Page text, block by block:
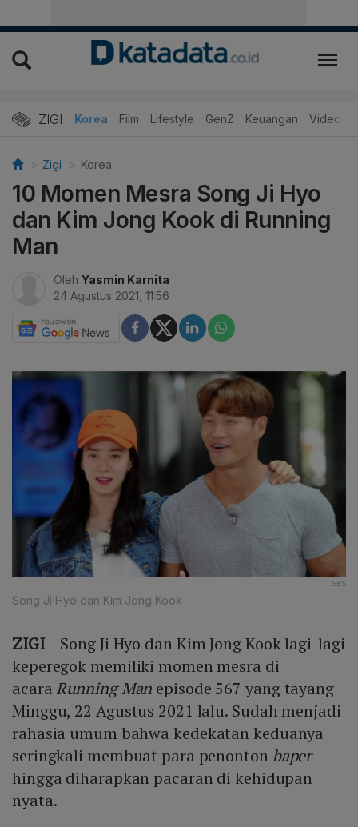
ZIGI
Hits Korea Film Lifestyle GenZ Keuangan Video
Zigi Korea
10 Momen Mesra Song Ji Hyo
dan Kim Jong Kook di Running
Man
Oleh Yasmin Karnita
24 Agustus 2021, 11:56
SBS
Song Ji Hyo dan Kim Jong Kook
ZIGI– Song Ji Hyo dan Kim Jong Kook lagi-lagi
keperegok memiliki momen mesra di
acara Running Man episode 567 yang tayang
Minggu, 22 Agustus 2021 lalu. Sudah menjadi
rahasia umum bahwa kedekatan keduanya
seringkali membuat para penonton baper
hingga diharapkan pacaran di kehidupan
nyata.